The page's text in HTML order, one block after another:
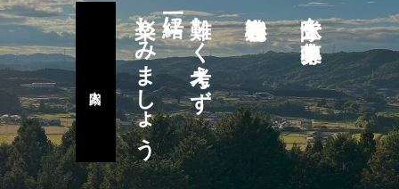
隊士を募集中
難しく考えず
一緒に
楽しみましょう